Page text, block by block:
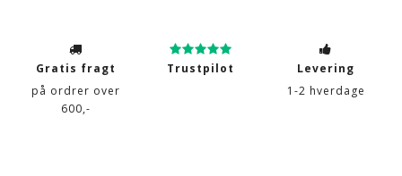
Gratis fragt
på ordrer over
600,-
Trustpilot
Levering
1-2 hverdage